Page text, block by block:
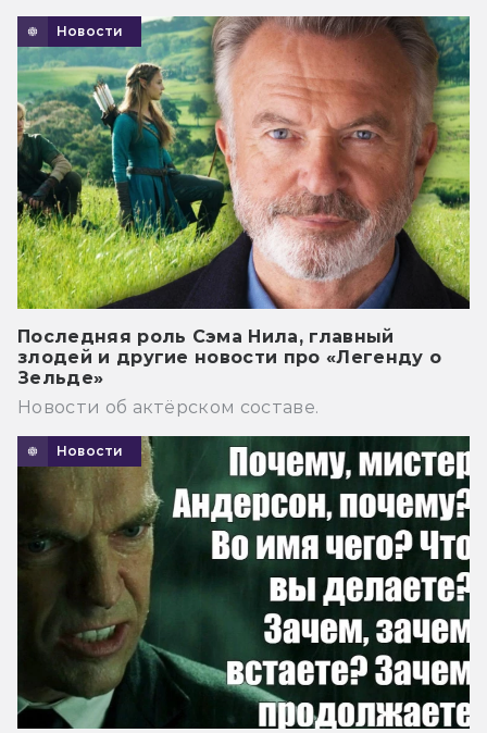
Новости
Последняя роль Сэма Нила, главный
злодей и другие новости про «Легенду о
Зельде»
Новости об актёрском составе.
Новости